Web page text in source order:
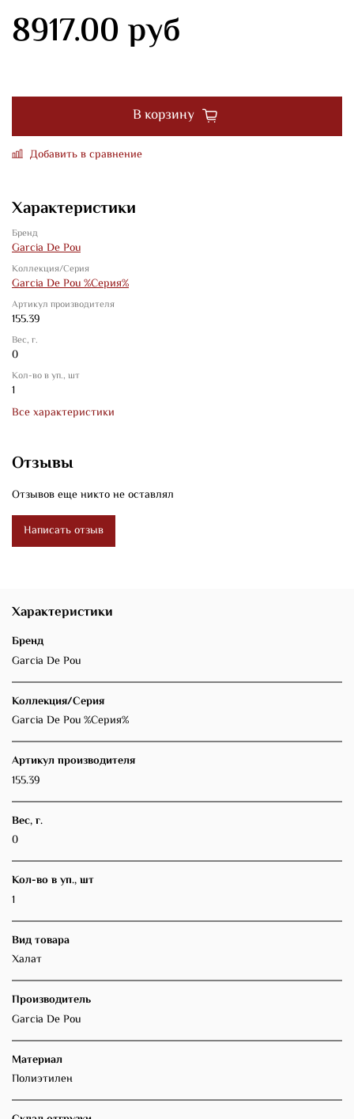
8917.00 руб
В корзину
Добавить в сравнение
Характеристики
Бренд
Garcia De Pou
Коллекция/Серия
Garcia De Pou %Серия%
Артикул производителя
155.39
Вес, г.
0
Кол-во в уп., шт
1
Все характеристики
Отзывы
Отзывов еще никто не оставлял
Написать отзыв
Характеристики
Бренд
Garcia De Pou
Коллекция/Серия
Garcia De Pou %Серия%
Артикул производителя
155.39
Вес, г.
0
Кол-во в уп., шт
1
Вид товара
Халат
Производитель
Garcia De Pou
Материал
Полиэтилен